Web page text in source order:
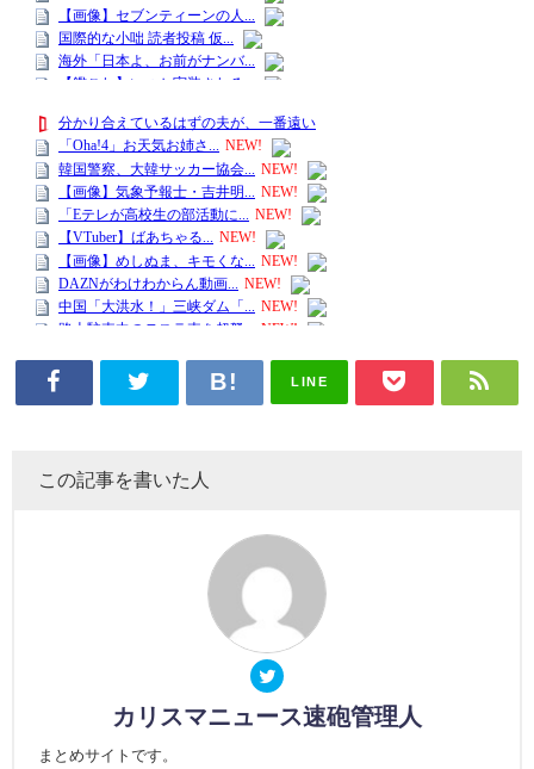
LINE
この記事を書いた人
カリスマニュース速砲管理人
まとめサイトです。